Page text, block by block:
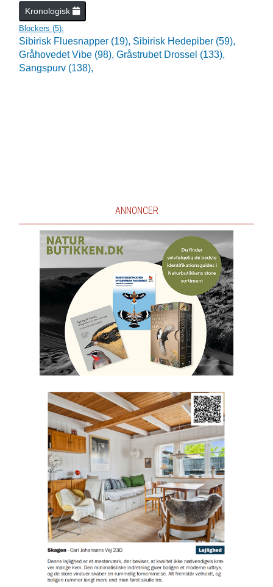
Kronologisk
Blockers (5):
Sibirisk Fluesnapper (19), Sibirisk Hedepiber (59),
Gråhovedet Vibe (98), Gråstrubet Drossel (133),
Sangspurv (138),
ANNONCER